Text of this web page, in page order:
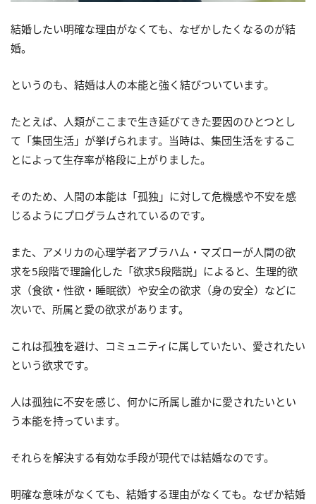
結婚したい明確な理由がなくても、なぜかしたくなるのが結
婚。
というのも、結婚は人の本能と強く結びついています。
たとえば、人類がここまで生き延びてきた要因のひとつとし
て「集団生活」が挙げられます。当時は、集団生活をするこ
とによって生存率が格段に上がりました。
そのため、人間の本能は「孤独」に対して危機感や不安を感
じるようにプログラムされているのです。
また、アメリカの心理学者アブラハム・マズローが人間の欲
求を5段階で理論化した「欲求5段階説」によると、生理的欲
求（食欲・性欲・睡眠欲）や安全の欲求（身の安全）などに
次いで、所属と愛の欲求があります。
これは孤独を避け、コミュニティに属していたい、愛されたい
という欲求です。
人は孤独に不安を感じ、何かに所属し誰かに愛されたいとい
う本能を持っています。
それらを解決する有効な手段が現代では結婚なのです。
明確な意味がなくても、結婚する理由がなくても。なぜか結婚